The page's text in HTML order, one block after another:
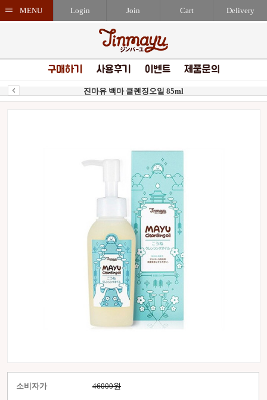
MENU Login Join Cart Delivery
구매하기 사용후기 이벤트 제품문의
진마유 백마 클렌징오일 85ml
소비자가 46000원